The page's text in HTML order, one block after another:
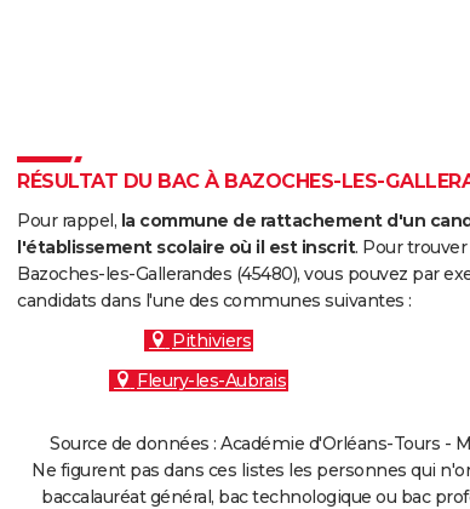
RÉSULTAT DU BAC À BAZOCHES-LES-
Pour rappel, la commune de rattachement d'un
l'établissement scolaire où il est inscrit. Pour
Bazoches-les-Gallerandes (45480), vous pouvez par
candidats dans l'une des communes suivantes :
Pithiviers
Fleury-les-Aubrais
Source de données : Académie d'Orléans-Tours -
Ne figurent pas dans ces listes les personnes qui
baccalauréat général, bac technologique ou bac